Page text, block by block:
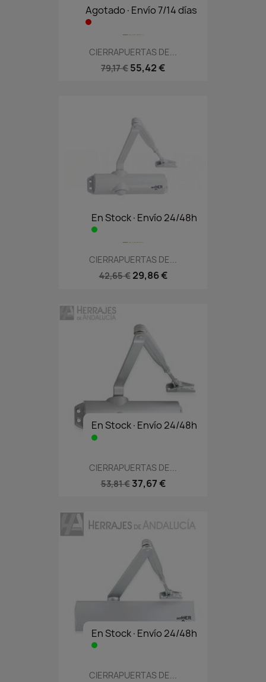
Agotado·Envío 7/14 días
CIERRAPUERTAS DE...
79,17 € 55,42 €
En Stock·Envío 24/48h
CIERRAPUERTAS DE...
42,65 € 29,86 €
En Stock·Envío 24/48h
CIERRAPUERTAS DE...
53,81 € 37,67 €
En Stock·Envío 24/48h
CIERRAPUERTAS DE...